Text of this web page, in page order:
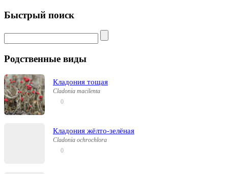
Быстрый поиск
Родственные виды
Кладония тощая
Cladonia macilenta
0
Кладония жёлто-зелёная
Cladonia ochrochlora
0